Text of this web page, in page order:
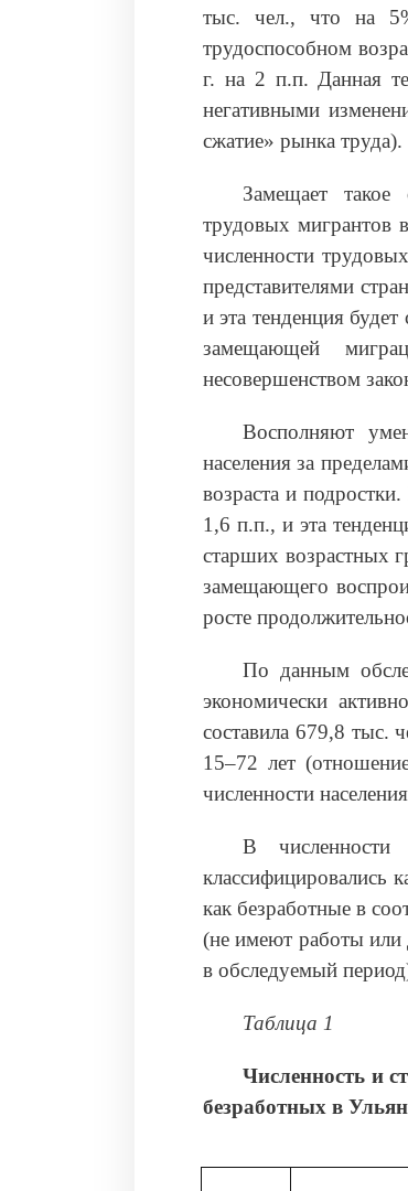
тыс. чел., что на
трудоспособном
г. на 2 п.п. Данная
негативными
сжатие» рынка труда).
Замещает такое
трудовых мигрантов
численности
представителями
и эта тенденция
замещающей
несовершенством
Восполняют
населения за
возраста и
1,6 п.п., и эта
старших возрастных
замещающего
росте
По данным
экономически
составила 679,8 тыс.
15–72 лет
численности
В численности
классифицировались
как безработные в
(не имеют работы или
в обследуемый
Таблица 1
Численность и
безработных в